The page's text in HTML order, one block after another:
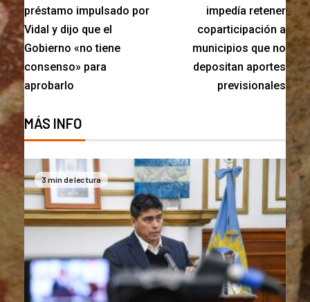
préstamo impulsado por
Vidal y dijo que el
Gobierno «no tiene
consenso» para
aprobarlo
impedía retener
coparticipación a
municipios que no
depositan aportes
previsionales
MÁS INFO
3 min de lectura